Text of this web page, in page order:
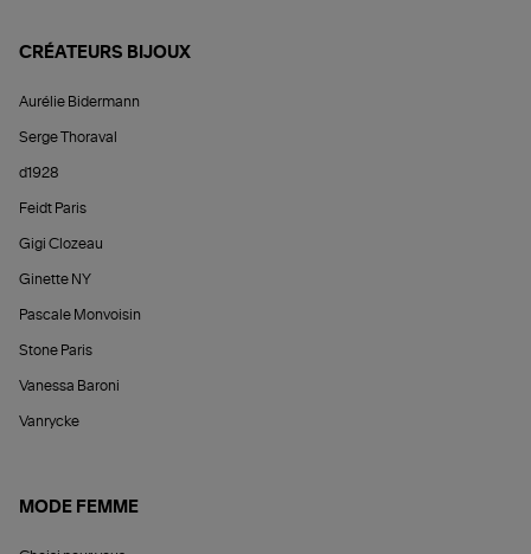
CRÉATEURS BIJOUX
Aurélie Bidermann
Serge Thoraval
d1928
Feidt Paris
Gigi Clozeau
Ginette NY
Pascale Monvoisin
Stone Paris
Vanessa Baroni
Vanrycke
MODE FEMME